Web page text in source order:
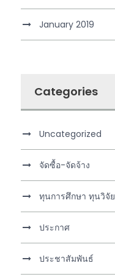
January 2019
Categories
Uncategorized
จัดซื้อ-จัดจ้าง
ทุนการศึกษา ทุนวิจัย
ประกาศ
ประชาสัมพันธ์